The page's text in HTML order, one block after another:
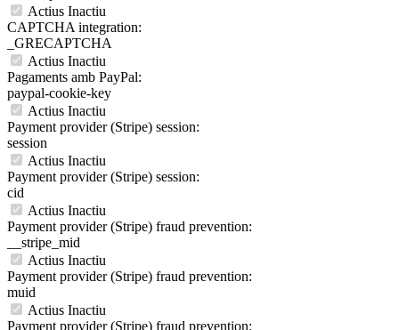
Actius Inactiu
CAPTCHA integration:
_GRECAPTCHA
Actius Inactiu
Pagaments amb PayPal:
paypal-cookie-key
Actius Inactiu
Payment provider (Stripe) session:
session
Actius Inactiu
Payment provider (Stripe) session:
cid
Actius Inactiu
Payment provider (Stripe) fraud prevention:
__stripe_mid
Actius Inactiu
Payment provider (Stripe) fraud prevention:
muid
Actius Inactiu
Payment provider (Stripe) fraud prevention: